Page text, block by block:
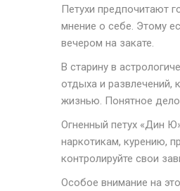
Петухи предпочитают
мнение о себе. Этому
вечером на закате.
В старину в
отдыха и развлечений,
жизнью. Понятное
Огненный петух «Дин
наркотикам, курению,
контролируйте свои
Особое внимание на